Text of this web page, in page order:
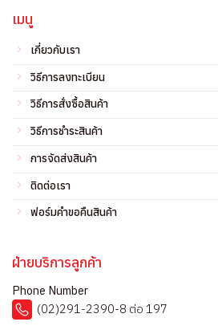
เมนู
เกี่ยวกับเรา
วิธีการลงทะเบียน
วิธีการสั่งซื้อสินค้า
วิธีการชำระสินค้า
การจัดส่งสินค้า
ติดต่อเรา
ฟอร์มคำขอคืนสินค้า
ฝ่ายบริการลูกค้า
Phone Number
(02)291-2390-8 ต่อ 197